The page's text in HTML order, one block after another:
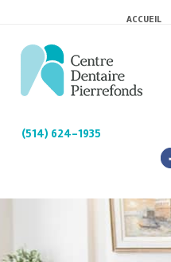
ACCUEIL
(514) 624-1935